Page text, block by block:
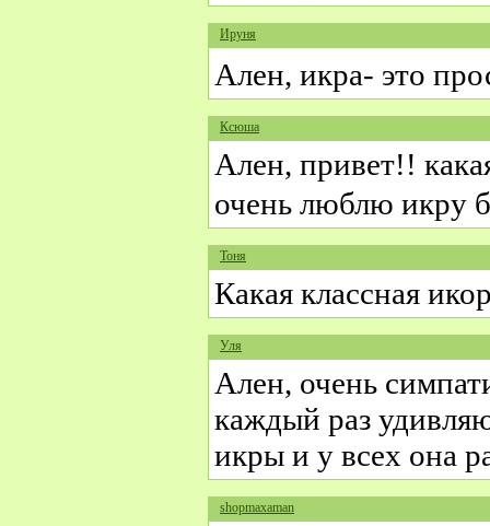
Ируня
Ален, икра- это
Ксюша
Ален, привет!!
очень люблю икру
Тоня
Какая классная
Уля
Ален, очень
каждый раз
икры и у всех она
shopmaxaman